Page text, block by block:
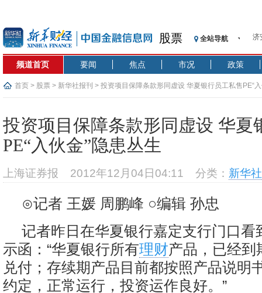
股票 全站导航
【
记
济
恒
频道首页 要闻 焦点 市况 政策
首页 > 股票 > 新华社报刊 > 投资项目保障条款形同虚设 华夏银行员工私售PE“
投资项目保障条款形同虚设 华夏
PE“入伙金”隐患丛生
上海证券报 2012年12月04日04:11 分类： 新华
⊙记者 王媛 周鹏峰 ○编辑 孙忠
记者昨日在华夏银行嘉定支行门口看
示函：“华夏银行所有理财产品，已经到
兑付；存续期产品目前都按照产品说明
约定，正常运行，投资运作良好。”